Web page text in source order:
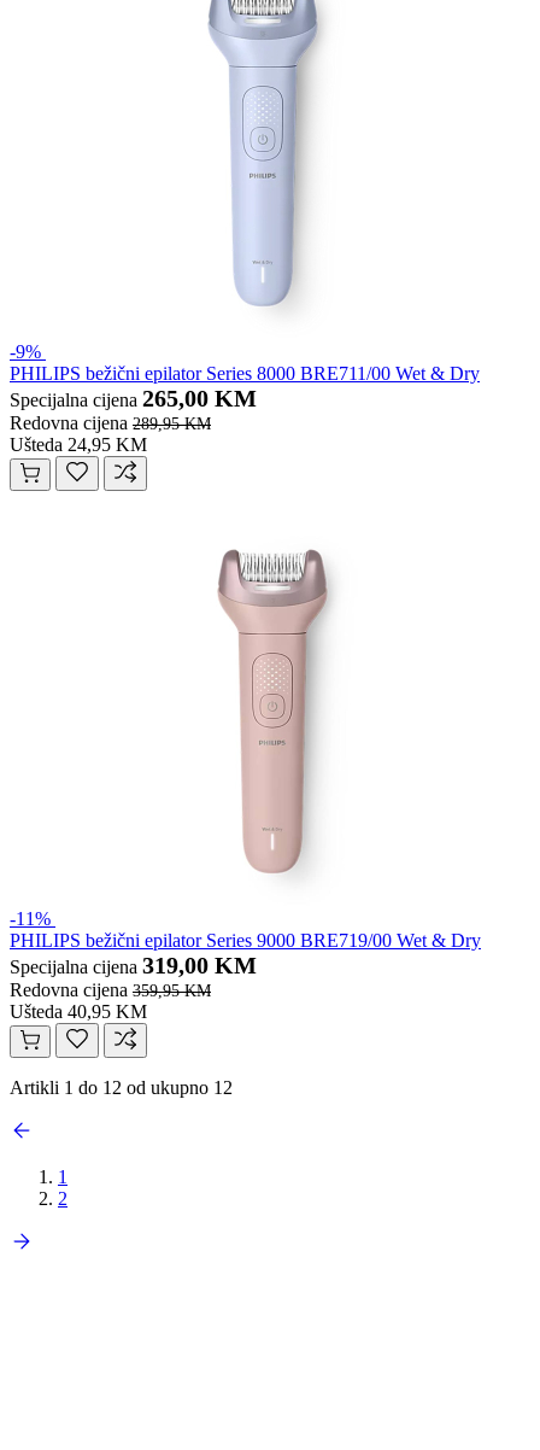
-9%
PHILIPS bežični epilator Series 8000 BRE711/00 Wet & Dry
Specijalna cijena 265,00 KM
Redovna cijena 289,95 KM
Ušteda 24,95 KM
-11%
PHILIPS bežični epilator Series 9000 BRE719/00 Wet & Dry
Specijalna cijena 319,00 KM
Redovna cijena 359,95 KM
Ušteda 40,95 KM
Artikli 1 do 12 od ukupno 12
1
2